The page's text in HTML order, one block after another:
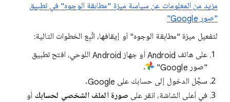
مزيد من المعلومات عن سياسة ميزة "مطابقة الوجوه" في تطبيق
"صور Google"
لتفعيل ميزة "مطابقة الوجوه" أو إيقافها، اتَّبِع الخطوات التالية:
على هاتف Android أو جهاز Android اللوحي، افتح تطبيق
"صور Google"
.
سجِّل الدخول إلى حسابك على Google.
في أعلى الشاشة، انقر على صورة الملف الشخصي لحسابك أو